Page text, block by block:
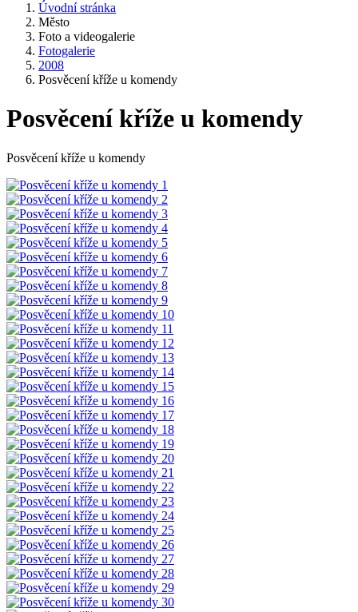
Úvodní stránka
Město
Foto a videogalerie
Fotogalerie
2008
Posvěcení kříže u komendy
Posvěcení kříže u komendy
Posvěcení kříže u komendy